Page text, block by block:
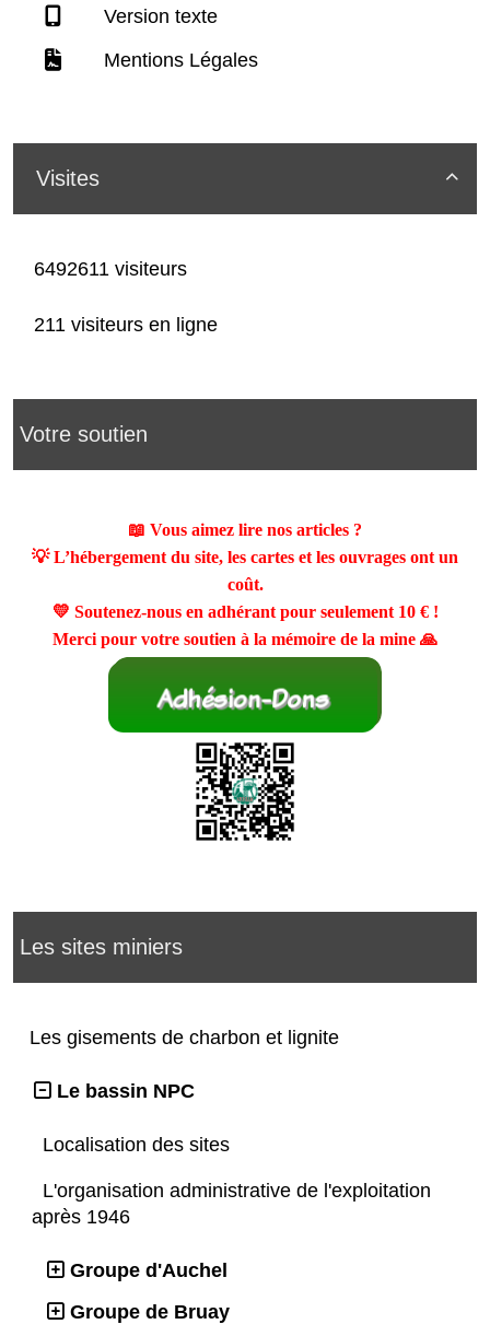
Version texte
Mentions Légales

Visites
6492611 visiteurs
211 visiteurs en ligne
Votre soutien
📖 Vous aimez lire nos articles ?
💡 L’hébergement du site, les cartes et les ouvrages ont un
coût.
💛 Soutenez-nous en adhérant pour seulement 10 €!
Merci pour votre soutien à la mémoire de la mine 🙏
Les sites miniers
Les gisements de charbon et lignite
Le bassin NPC
Localisation des sites
L'organisation administrative de l'exploitation
après 1946
Groupe d'Auchel
Groupe de Bruay